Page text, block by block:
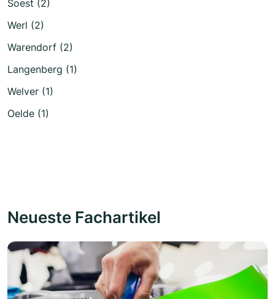
Soest (2)
Werl (2)
Warendorf (2)
Langenberg (1)
Welver (1)
Oelde (1)
Neueste Fachartikel